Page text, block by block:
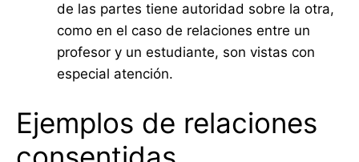
de las partes tiene autoridad sobre la otra,
como en el caso de relaciones entre un
profesor y un estudiante, son vistas con
especial atención.
Ejemplos de relaciones